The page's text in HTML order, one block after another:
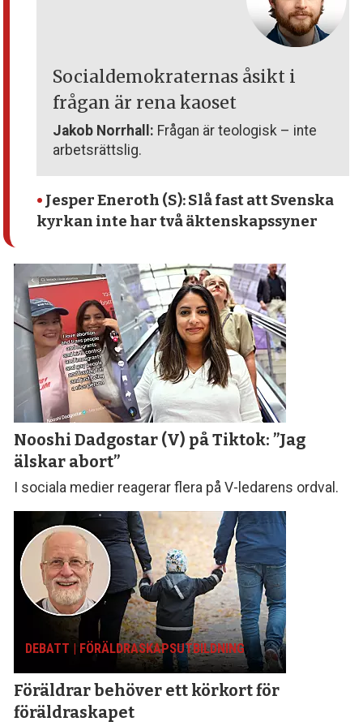
Socialdemokraternas åsikt i
frågan är rena kaoset
Jakob Norrhall: Frågan är teologisk – inte
arbetsrättslig.
• Jesper Eneroth (S): Slå fast att Svenska
kyrkan inte har två äktenskapssyner
Nooshi Dadgostar (V) på Tiktok: ”Jag
älskar abort”
I sociala medier reagerar flera på V-ledarens ordval.
DEBATT | FÖRÄLDRASKAPS­UTBILDNING
Föräldrar behöver ett körkort för
föräldraskapet